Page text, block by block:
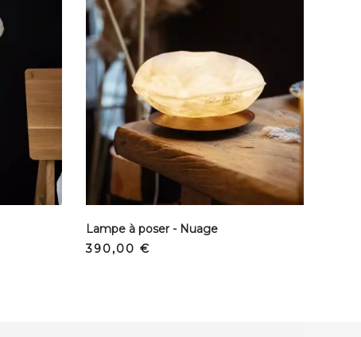
Lampe à poser - Nuage
Prix
390,00 €